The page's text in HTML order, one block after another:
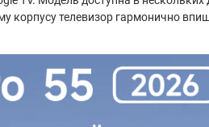
телевизор гармонично